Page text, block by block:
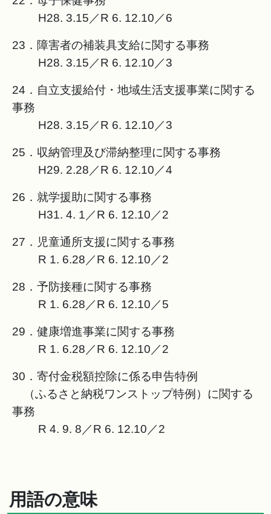
H28. 3.15／R 6. 12.10／6
23．障害者の補装具支給に関する事務
H28. 3.15／R 6. 12.10／3
24．自立支援給付・地域生活支援事業に関する
事務
H28. 3.15／R 6. 12.10／3
25．収納管理及び滞納整理に関する事務
H29. 2.28／R 6. 12.10／4
26．就学援助に関する事務
H31. 4. 1／R 6. 12.10／2
27．児童通所支援に関する事務
R 1. 6.28／R 6. 12.10／2
28．予防接種に関する事務
R 1. 6.28／R 6. 12.10／5
29．健康増進事業に関する事務
R 1. 6.28／R 6. 12.10／2
30．寄付金税額控除に係る申告特例
（ふるさと納税ワンストップ特例）に関する
事務
R 4. 9. 8／R 6. 12.10／2
用語の意味